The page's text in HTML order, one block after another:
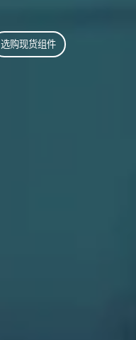
选购现货组件